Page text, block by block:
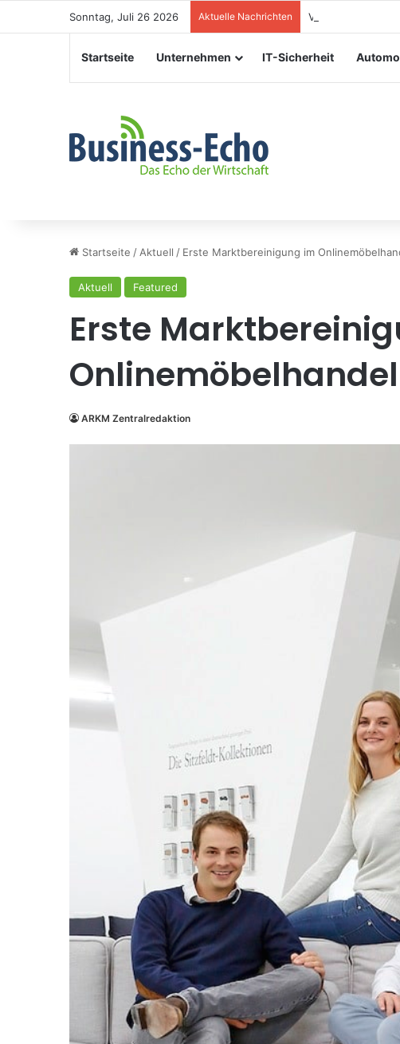
Sonntag, Juli 26 2026 Aktuelle Nachrichten
Startseite Unternehmen IT-Sicherheit
Startseite / Aktuell / Erste Marktbereinigung im
Aktuell Featured
Erste
Onlinemöbelhandel
ARKM Zentralredaktion